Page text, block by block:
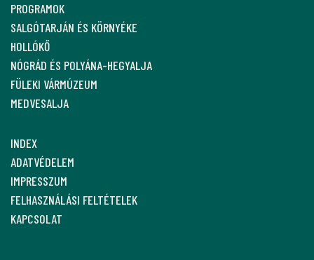
PROGRAMOK
SALGÓTARJÁN ÉS KÖRNYÉKE
HOLLÓKŐ
NÓGRÁD ÉS POLYÁNA-HEGYALJA
FÜLEKI VÁRMÚZEUM
MEDVESALJA
INDEX
ADATVÉDELEM
IMPRESSZUM
FELHASZNÁLÁSI FELTÉTELEK
KAPCSOLAT